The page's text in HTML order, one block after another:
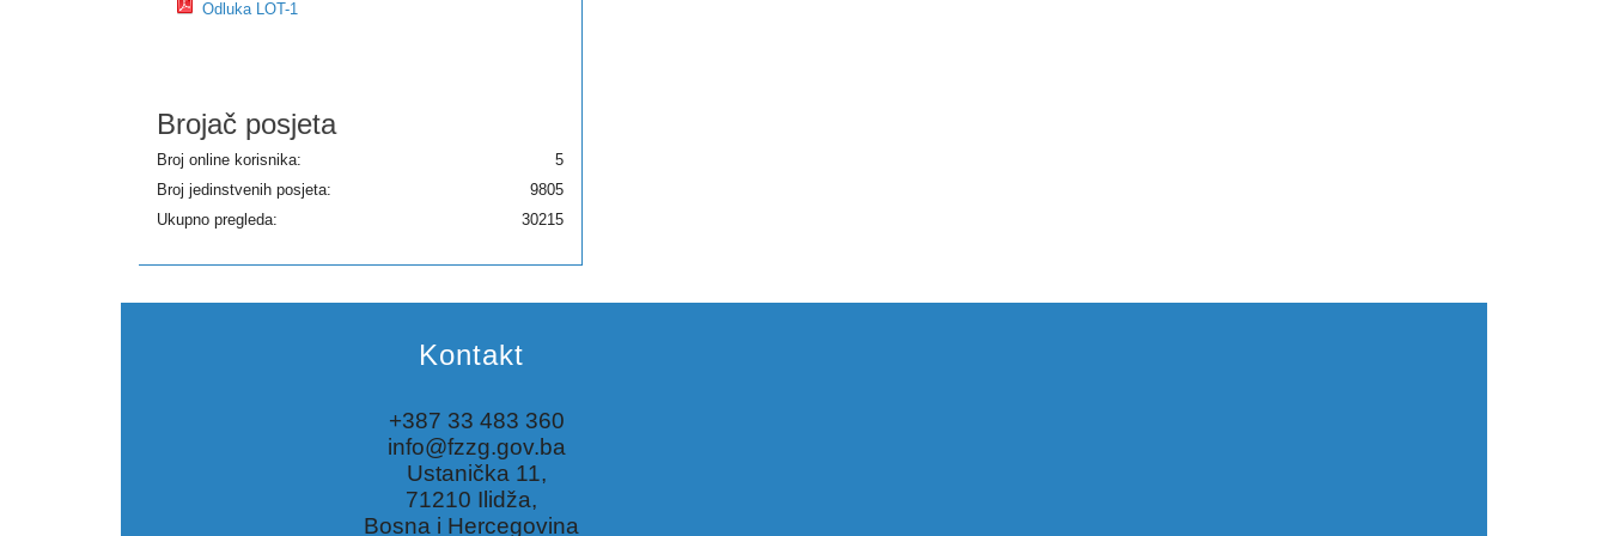
Odluka LOT-1
Brojač posjeta
Broj online korisnika:
5
Broj jedinstvenih posjeta:
9805
Ukupno pregleda:
30215
Kontakt
+387 33 483 360
info@fzzg.gov.ba
Ustanička 11,
71210 Ilidža,
Bosna i Hercegovina